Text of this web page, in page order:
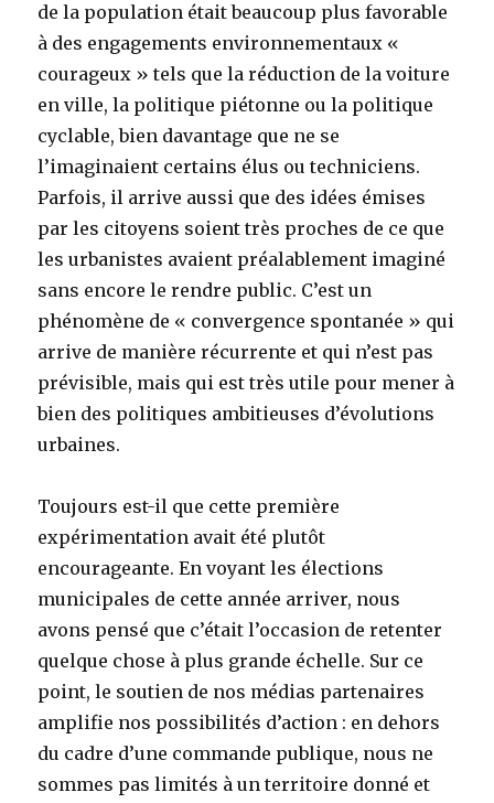
de la population était beaucoup plus favorable
à des engagements environnementaux «
courageux » tels que la réduction de la voiture
en ville, la politique piétonne ou la politique
cyclable, bien davantage que ne se
l’imaginaient certains élus ou techniciens.
Parfois, il arrive aussi que des idées émises
par les citoyens soient très proches de ce que
les urbanistes avaient préalablement imaginé
sans encore le rendre public. C’est un
phénomène de « convergence spontanée » qui
arrive de manière récurrente et qui n’est pas
prévisible, mais qui est très utile pour mener à
bien des politiques ambitieuses d’évolutions
urbaines.
Toujours est-il que cette première
expérimentation avait été plutôt
encourageante. En voyant les élections
municipales de cette année arriver, nous
avons pensé que c’était l’occasion de retenter
quelque chose à plus grande échelle. Sur ce
point, le soutien de nos médias partenaires
amplifie nos possibilités d’action : en dehors
du cadre d’une commande publique, nous ne
sommes pas limités à un territoire donné et